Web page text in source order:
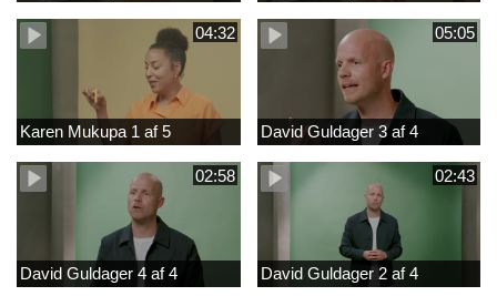
04:32
Karen Mukupa 1 af 5
05:05
David Guldager 3 af 4
02:58
David Guldager 4 af 4
02:43
David Guldager 2 af 4